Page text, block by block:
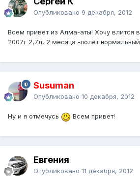
Опубликовано 9 декабря, 2012
Всем привет из Алма-аты! Хочу влится
2007г 2,7л, 2 месяца -полет нормальный
Susuman
Опубликовано 10 декабря, 2012
Ну и я отмечусь Всем привет!
Евгения
Опубликовано 11 декабря, 2012